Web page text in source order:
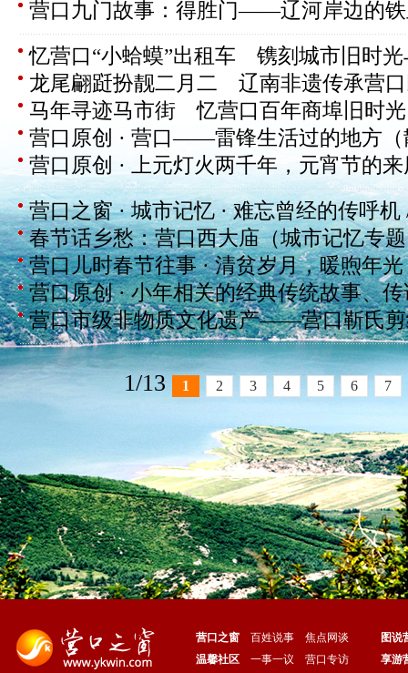
营口九门故事：得胜门——辽河岸边的
忆营口“小蛤蟆”出租车 镌刻城市旧时光
龙尾翩跹扮靓二月二 辽南非遗传承营
马年寻迹马市街 忆营口百年商埠旧时
营口原创 · 营口——雷锋生活过的地方（
营口原创 · 上元灯火两千年，元宵节的来
营口之窗 · 城市记忆 · 难忘曾经的传呼机
春节话乡愁：营口西大庙（城市记忆专
营口儿时春节往事 · 清贫岁月，暖煦年
营口原创 · 小年相关的经典传统故事、
营口市级非物质文化遗产——营口靳氏剪
1/13 1 2 3 4 5 6 7
营口之窗 百姓说事
焦点网谈
温馨社区
一事一议 营口专访
图说
享游